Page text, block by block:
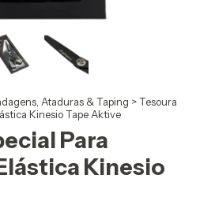
Ataduras & Taping >Tesoura
Kinesio Tape Aktive
Para
Kinesio